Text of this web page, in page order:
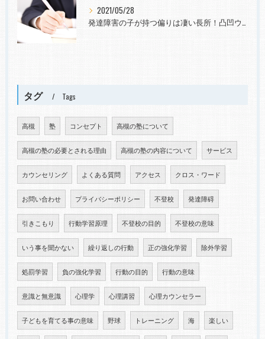
2021/05/28
発達障害の子が持つ偏りは凄い長所！凸凹ウェルカム！向学意欲や力を育てたい
タグ Tags
高槻 塾 コンセプト 高槻の塾について
高槻の塾の必要とされる理由 高槻の塾の内容について サービス
カウンセリング よくある質問 アクセス クロス・ワード
お問い合わせ プライバシーポリシー 不登校 発達障碍
引きこもり 行動学習原理 不登校の目的 不登校の意味
いう事を聞かない 繰り返しの行動 正の強化学習 除外学習
処罰学習 負の強化学習 行動の目的 行動の意味
意識と無意識 心理学 心理講習 心理カウンセラー
子どもを育てる事の意味 野球 トレーニング 海 楽しい